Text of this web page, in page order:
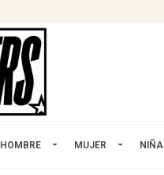
HOMBRE MUJER NIÑA